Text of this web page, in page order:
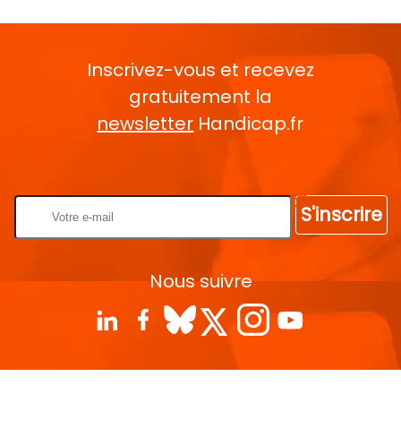
Inscrivez-vous et recevez
gratuitement la
newsletter Handicap.fr
S'inscrire
Nous suivre